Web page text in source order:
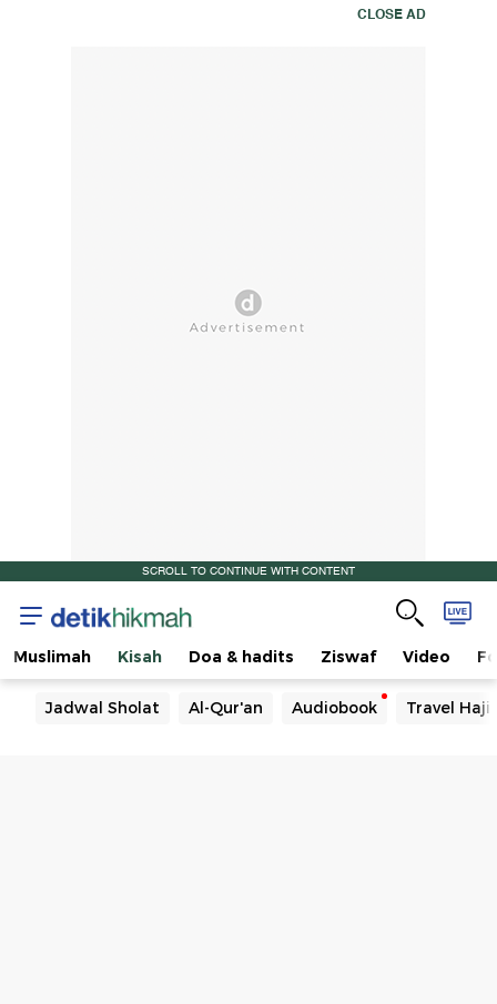
CLOSE AD
SCROLL TO CONTINUE WITH CONTENT
Muslimah Kisah Doa & hadits Ziswaf Video
Jadwal Sholat Al-Qur'an Audiobook Travel Haji